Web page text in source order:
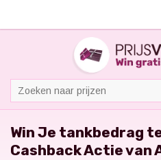
Win Je tankbedrag
Cashback Actie van